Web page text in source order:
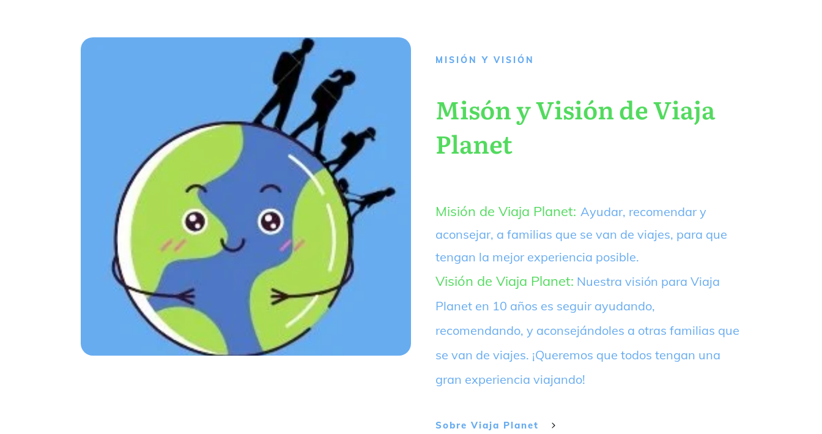
MISIÓN Y VISIÓN
Misón y Visión de Viaja
Planet
Misión de Viaja Planet: Ayudar, recomendar y
aconsejar, a familias que se van de viajes, para que
tengan la mejor experiencia posible.
Visión de Viaja Planet: Nuestra visión para Viaja
Planet en 10 años es seguir ayudando,
recomendando, y aconsejándoles a otras familias que
se van de viajes. ¡Queremos que todos tengan una
gran experiencia viajando!
Sobre Viaja Planet